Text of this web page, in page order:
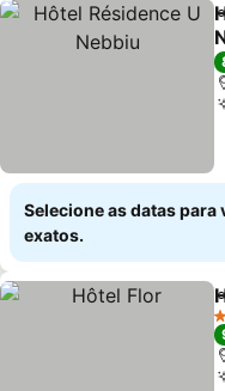
Selecione as datas para
exatos.
3